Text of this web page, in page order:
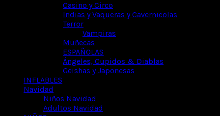
Casino y Circo
Indias y Vaqueras y Cavernicolas
Terror
Vampiras
Muñecas
ESPAÑOLAS
Ángeles, Cupidos & Diablas
Geishas y Japonesas
INFLABLES
Navidad
Niños Navidad
Adultos Navidad